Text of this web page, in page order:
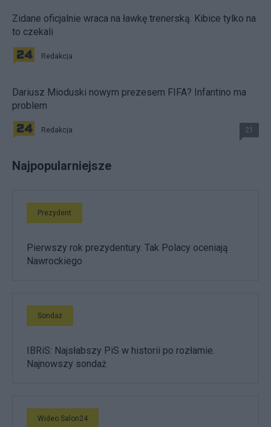
Zidane oficjalnie wraca na ławkę trenerską. Kibice tylko na
to czekali
Redakcja
Dariusz Mioduski nowym prezesem FIFA? Infantino ma
problem
Redakcja 21
Najpopularniejsze
Prezydent
Pierwszy rok prezydentury. Tak Polacy oceniają
Nawrockiego
Sondaż
IBRiS: Najsłabszy PiS w historii po rozłamie.
Najnowszy sondaż
Wideo Salon24